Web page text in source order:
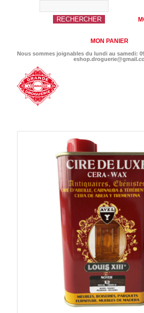
MON PANIER
Nous sommes joignables du lundi au samedi: